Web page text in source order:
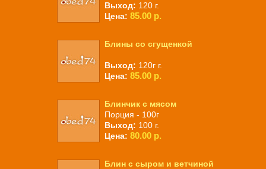
Выход: 120 г.
Цена: 85.00 р.
Блины со сгущенкой
Выход: 120г г.
Цена: 85.00 р.
Блинчик с мясом
Порция - 100г
Выход: 100 г.
Цена: 80.00 р.
Блин с сыром и ветчиной